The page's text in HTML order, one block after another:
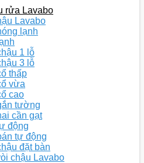
rửa Lavabo
Lavabo
lạnh
1 lỗ
3 lỗ
thấp
vừa
cao
tường
cần gạt
động
tự động
đặt bàn
chậu Lavabo